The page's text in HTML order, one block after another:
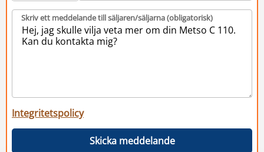
Skriv ett meddelande till säljaren/säljarna (obligatorisk)
Integritetspolicy
Skicka meddelande